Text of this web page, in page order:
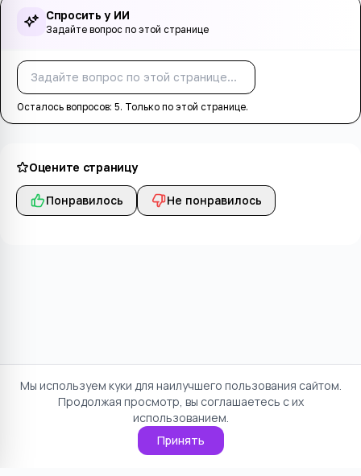
Спросить у ИИ
Задайте вопрос по этой странице
Осталось вопросов: 5. Только по этой странице.
Оцените страницу
Понравилось Не понравилось
Мы используем куки для наилучшего пользования сайтом.
Продолжая просмотр, вы соглашаетесь с их
использованием.
Принять